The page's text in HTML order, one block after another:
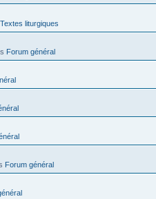
Textes liturgiques
Forum général
Forum général